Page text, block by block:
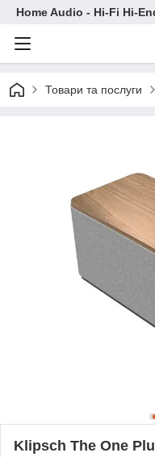
Home Audio - Hi-Fi Hi-
Товари та послуги
Klipsch The One